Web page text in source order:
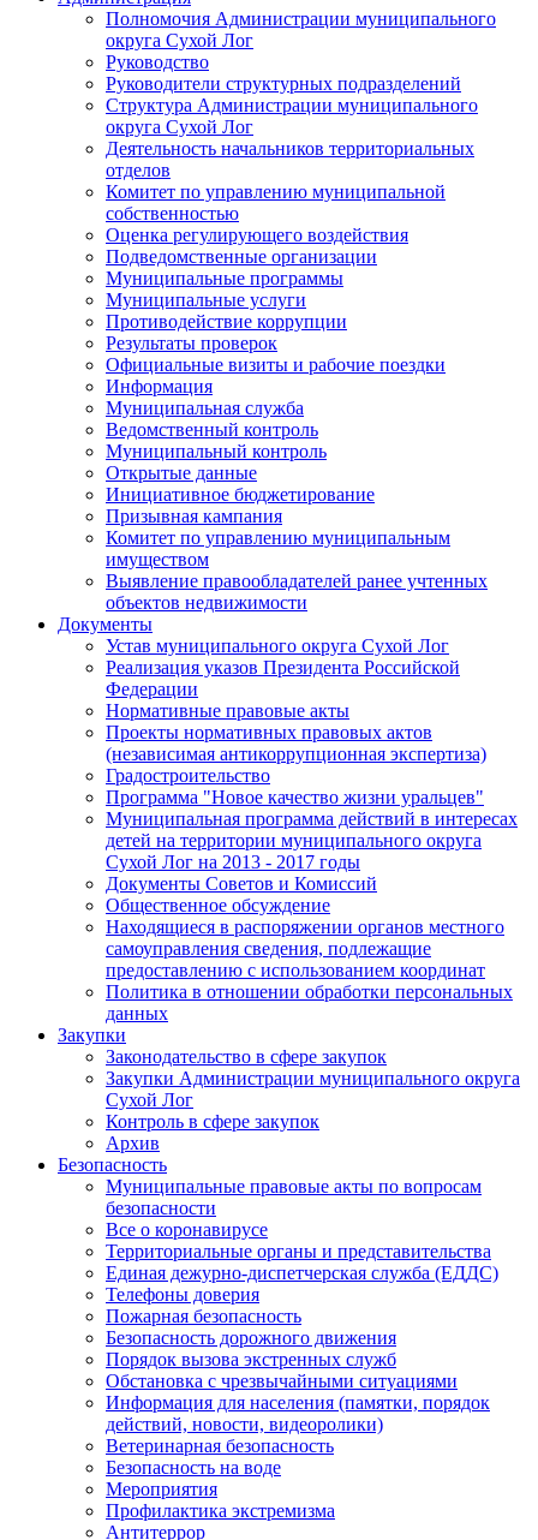
Полномочия Администрации муниципального
округа Сухой Лог
Руководство
Руководители структурных подразделений
Структура Администрации муниципального
округа Сухой Лог
Деятельность начальников территориальных
отделов
Комитет по управлению муниципальной
собственностью
Оценка регулирующего воздействия
Подведомственные организации
Муниципальные программы
Муниципальные услуги
Противодействие коррупции
Результаты проверок
Официальные визиты и рабочие поездки
Информация
Муниципальная служба
Ведомственный контроль
Муниципальный контроль
Открытые данные
Инициативное бюджетирование
Призывная кампания
Комитет по управлению муниципальным
имуществом
Выявление правообладателей ранее учтенных
объектов недвижимости
Документы
Устав муниципального округа Сухой Лог
Реализация указов Президента Российской
Федерации
Нормативные правовые акты
Проекты нормативных правовых актов
(независимая антикоррупционная экспертиза)
Градостроительство
Программа "Новое качество жизни уральцев"
Муниципальная программа действий в интересах
детей на территории муниципального округа
Сухой Лог на 2013 - 2017 годы
Документы Советов и Комиссий
Общественное обсуждение
Находящиеся в распоряжении органов местного
самоуправления сведения, подлежащие
предоставлению с использованием координат
Политика в отношении обработки персональных
данных
Закупки
Законодательство в сфере закупок
Закупки Администрации муниципального округа
Сухой Лог
Контроль в сфере закупок
Архив
Безопасность
Муниципальные правовые акты по вопросам
безопасности
Все о коронавирусе
Территориальные органы и представительства
Единая дежурно-диспетчерская служба (ЕДДС)
Телефоны доверия
Пожарная безопасность
Безопасность дорожного движения
Порядок вызова экстренных служб
Обстановка с чрезвычайными ситуациями
Информация для населения (памятки, порядок
действий, новости, видеоролики)
Ветеринарная безопасность
Безопасность на воде
Мероприятия
Профилактика экстремизма
Антитеррор